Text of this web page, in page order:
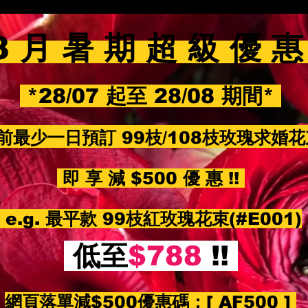
月 暑 期 超 級 優
*28/07 起至 28/08 期間*
最少一日預訂 99枝/108枝玫瑰求婚
即 享 減 $500 優 惠 !!
e.g. 最平款 99枝紅玫瑰花束(#E001)
低至$788 !!
網頁落單減$500優惠碼： [ AF500 ]